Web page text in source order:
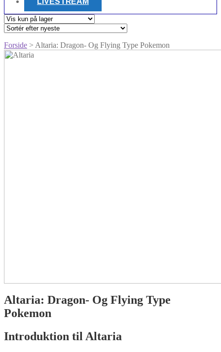
Forside > Altaria: Dragon- Og Flying Type Pokemon
Altaria: Dragon- Og Flying Type
Pokemon
Introduktion til Altaria